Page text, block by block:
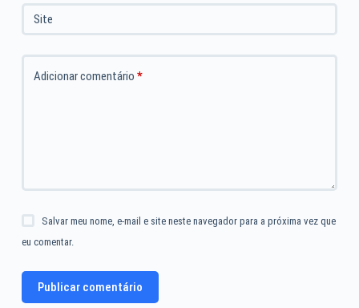
Site
Adicionar comentário *
Salvar meu nome, e-mail e site neste navegador para a próxima vez que
eu comentar.
Publicar comentário